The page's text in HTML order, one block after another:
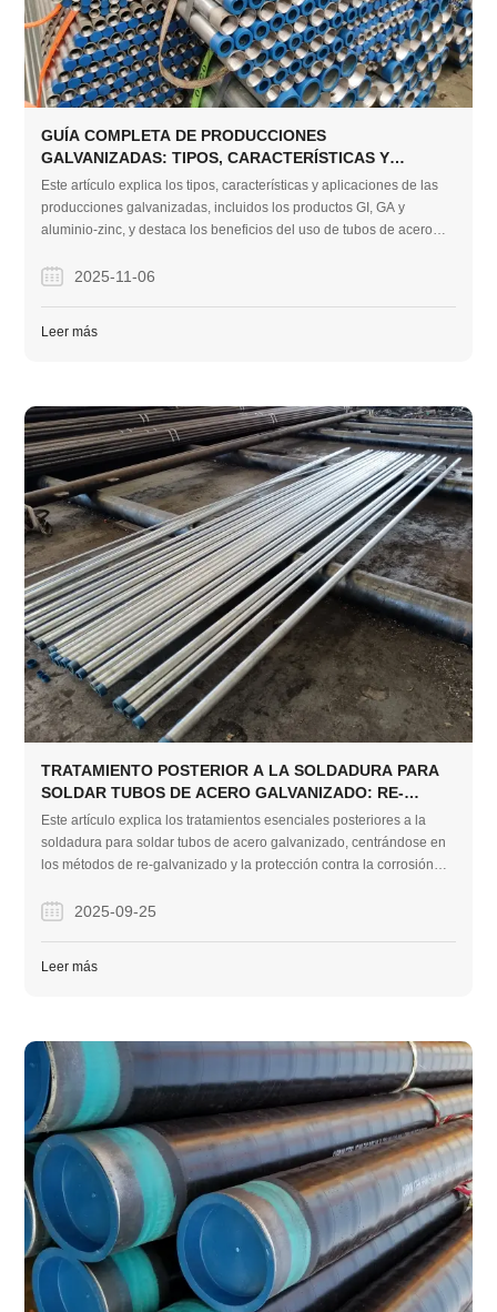
GUÍA COMPLETA DE PRODUCCIONES
GALVANIZADAS: TIPOS, CARACTERÍSTICAS Y
APLICACIONES
Este artículo explica los tipos, características y aplicaciones de las
producciones galvanizadas, incluidos los productos GI, GA y
aluminio-zinc, y destaca los beneficios del uso de tubos de acero
construcción duraderos y resistentes a la corrosión.
2025-11-06
Leer más
TRATAMIENTO POSTERIOR A LA SOLDADURA PARA
SOLDAR TUBOS DE ACERO GALVANIZADO: RE-
GALVANIZADO Y PROTECCIÓN CONTRA LA
CORROSIÓN
Este artículo explica los tratamientos esenciales posteriores a la
soldadura para soldar tubos de acero galvanizado, centrándose en
los métodos de re-galvanizado y la protección contra la corrosión
de la industria.
2025-09-25
Leer más